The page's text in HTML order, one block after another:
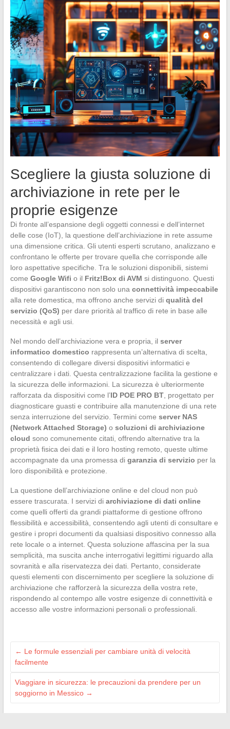
Scegliere la giusta soluzione di
archiviazione in rete per le
proprie esigenze
Di fronte all’espansione degli oggetti connessi e dell’internet
delle cose (IoT), la questione dell’archiviazione in rete assume
una dimensione critica. Gli utenti esperti scrutano, analizzano e
confrontano le offerte per trovare quella che corrisponde alle
loro aspettative specifiche. Tra le soluzioni disponibili, sistemi
come Google Wifi o il Fritz!Box di AVM si distinguono. Questi
dispositivi garantiscono non solo una connettività impeccabile
alla rete domestica, ma offrono anche servizi di qualità del
servizio (QoS) per dare priorità al traffico di rete in base alle
necessità e agli usi.
Nel mondo dell’archiviazione vera e propria, il server
informatico domestico rappresenta un’alternativa di scelta,
consentendo di collegare diversi dispositivi informatici e
centralizzare i dati. Questa centralizzazione facilita la gestione e
la sicurezza delle informazioni. La sicurezza è ulteriormente
rafforzata da dispositivi come l’ID POE PRO BT, progettato per
diagnosticare guasti e contribuire alla manutenzione di una rete
senza interruzione del servizio. Termini come server NAS
(Network Attached Storage) o soluzioni di archiviazione
cloud sono comunemente citati, offrendo alternative tra la
proprietà fisica dei dati e il loro hosting remoto, queste ultime
accompagnate da una promessa di garanzia di servizio per la
loro disponibilità e protezione.
La questione dell’archiviazione online e del cloud non può
essere trascurata. I servizi di archiviazione di dati online
come quelli offerti da grandi piattaforme di gestione offrono
flessibilità e accessibilità, consentendo agli utenti di consultare e
gestire i propri documenti da qualsiasi dispositivo connesso alla
rete locale o a internet. Questa soluzione affascina per la sua
semplicità, ma suscita anche interrogativi legittimi riguardo alla
sovranità e alla riservatezza dei dati. Pertanto, considerate
questi elementi con discernimento per scegliere la soluzione di
archiviazione che rafforzerà la sicurezza della vostra rete,
rispondendo al contempo alle vostre esigenze di connettività e
accesso alle vostre informazioni personali o professionali.
← Le formule essenziali per cambiare unità di velocità
facilmente
Viaggiare in sicurezza: le precauzioni da prendere per un
soggiorno in Messico →